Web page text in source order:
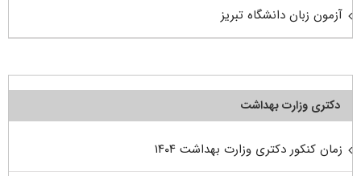
آزمون زبان دانشگاه تبریز
دکتری وزارت بهداشت
زمان کنکور دکتری وزارت بهداشت ۱۴۰۴